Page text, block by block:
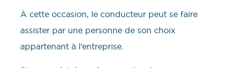
À cette occasion, le conducteur peut se faire
assister par une personne de son choix
appartenant à l’entreprise.